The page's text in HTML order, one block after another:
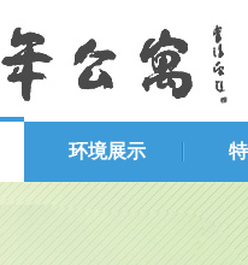
环境展示